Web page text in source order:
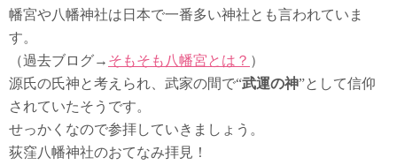
幡宮や八幡神社は日本で一番多い神社とも言われていま
す。
（過去ブログ→ そもそも八幡宮とは？ ）
源氏の氏神と考えられ、武家の間で“武運の神”として信仰
されていたそうです。
せっかくなので参拝していきましょう。
荻窪八幡神社のおてなみ拝見！